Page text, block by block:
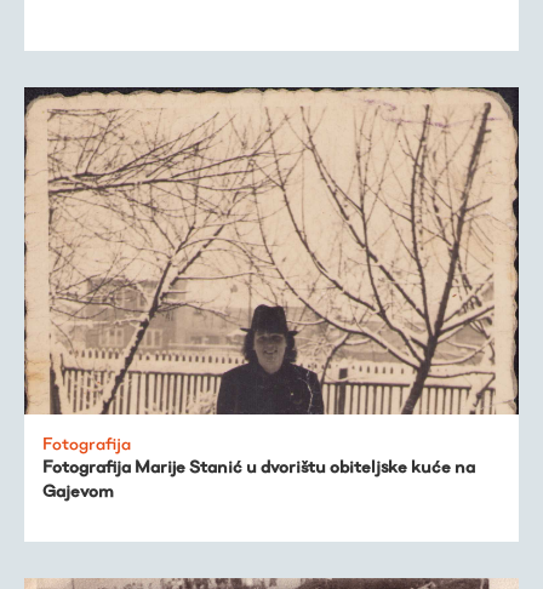
Virtualni fundus
Živa baština
Virtualni program
Trešnjevačka
kronologija
Publikacije
O nama
Fotografija
Fotografija Marije Stanić u dvorištu obiteljske kuće na
Gajevom